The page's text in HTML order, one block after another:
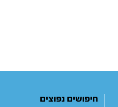
חיפושים נפוצים